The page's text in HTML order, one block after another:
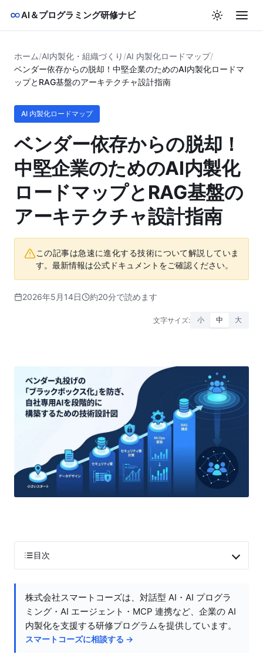
AI＆プログラミング研修ナビ
ホーム/AI内製化・組織づくり /AI 内製化ロードマップ/
ベンダー依存からの脱却！中堅企業のためのAI内製化ロードマ
ップとRAG基盤のアーキテクチャ設計指南
AI 内製化ロードマップ
ベンダー依存からの脱却！
中堅企業のためのAI内製化
ロードマップとRAG基盤の
アーキテクチャ設計指南
この記事は急速に進化する技術について解説していま
す。最新情報は公式ドキュメントをご確認ください。
2026年5月14日 約20分で読めます
文字サイズ: 小 中 大
目次
株式会社スマートコーズは、対話型 AI・AI プログラ
ミング・AI エージェント・MCP 連携など、企業の AI
内製化を支援する研修プログラムを提供しています。
スマートコーズに相談する →